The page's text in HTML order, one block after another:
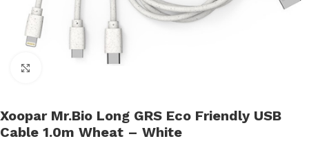
Click to enlarge
Xoopar Mr.Bio Long GRS Eco Friendly USB
Cable 1.0m Wheat – White